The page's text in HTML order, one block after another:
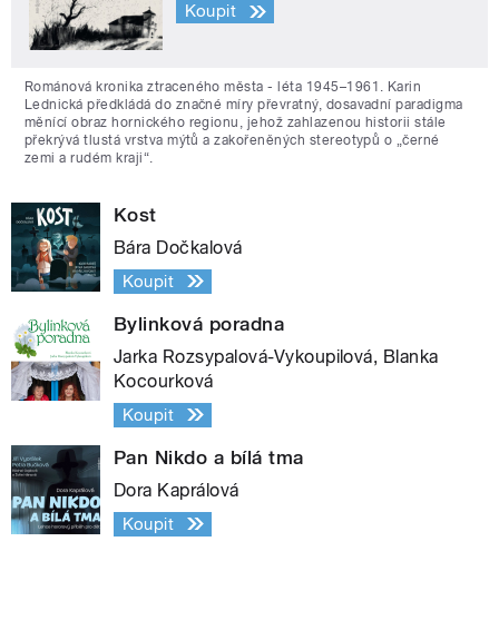
Koupit
Románová kronika ztraceného města - léta 1945–1961. Karin
Lednická předkládá do značné míry převratný, dosavadní paradigma
měnící obraz hornického regionu, jehož zahlazenou historii stále
překrývá tlustá vrstva mýtů a zakořeněných stereotypů o „černé
zemi a rudém kraji“.
Kost
Bára Dočkalová
Koupit
Bylinková poradna
Jarka Rozsypalová-Vykoupilová, Blanka
Kocourková
Koupit
Pan Nikdo a bílá tma
Dora Kaprálová
Koupit